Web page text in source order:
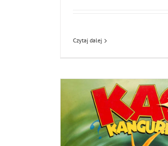
Czytaj dalej